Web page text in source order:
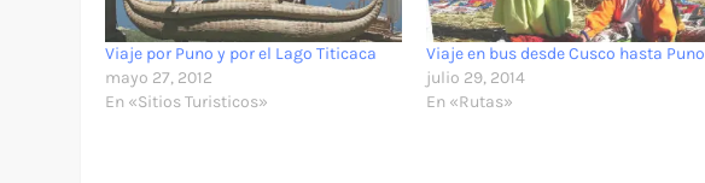
Viaje por Puno y por el Lago Titicaca
mayo 27, 2012
En «Sitios Turisticos»
Viaje en bus desde Cusco hasta Puno
julio 29, 2014
En «Rutas»